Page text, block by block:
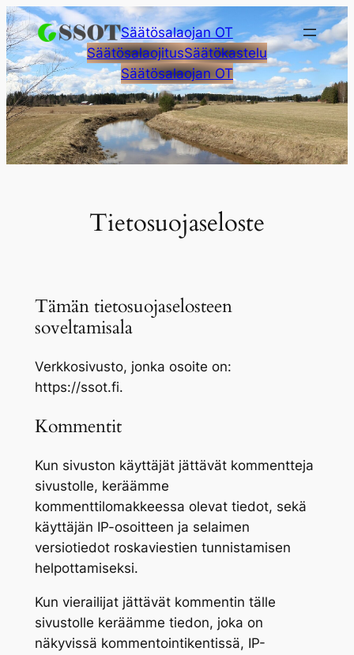
Siirry
sisältöön
Säätösalaojan OT
SäätösalaojitusSäätökastelu
Säätösalaojan OT
Tietosuojaseloste
Tämän tietosuojaselosteen
soveltamisala
Verkkosivusto, jonka osoite on:
https://ssot.fi.
Kommentit
Kun sivuston käyttäjät jättävät kommentteja
sivustolle, keräämme
kommenttilomakkeessa olevat tiedot, sekä
käyttäjän IP-osoitteen ja selaimen
versiotiedot roskaviestien tunnistamisen
helpottamiseksi.
Kun vierailijat jättävät kommentin tälle
sivustolle keräämme tiedon, joka on
näkyvissä kommentointikentissä, IP-